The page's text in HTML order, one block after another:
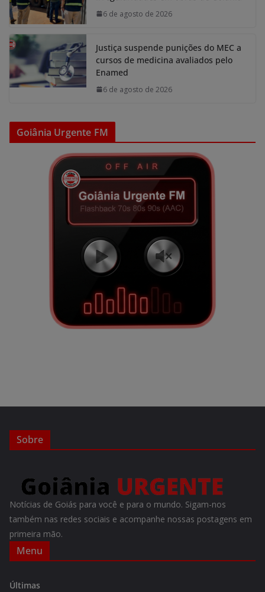
6 de agosto de 2026
Justiça suspende punições do MEC a
cursos de medicina avaliados pelo
Enamed
6 de agosto de 2026
Goiânia Urgente FM
Sobre
Notícias de Goiás para você e para o mundo. Sigam-nos
também nas redes sociais e acompanhe nossas postagens em
primeira mão.
Menu
Últimas